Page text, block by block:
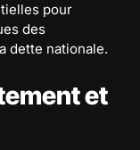
pour
des
dette nationale.
et